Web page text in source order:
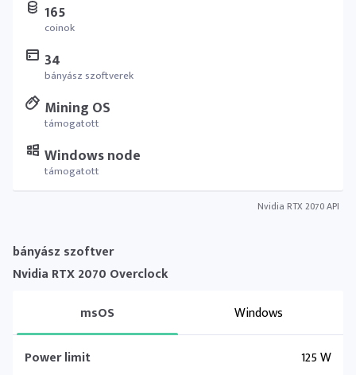
165
coinok
34
bányász szoftverek
Mining OS
támogatott
Windows node
támogatott
Nvidia RTX 2070 API
bányász szoftver
Nvidia RTX 2070 Overclock
msOS
Windows
Power limit
125 W